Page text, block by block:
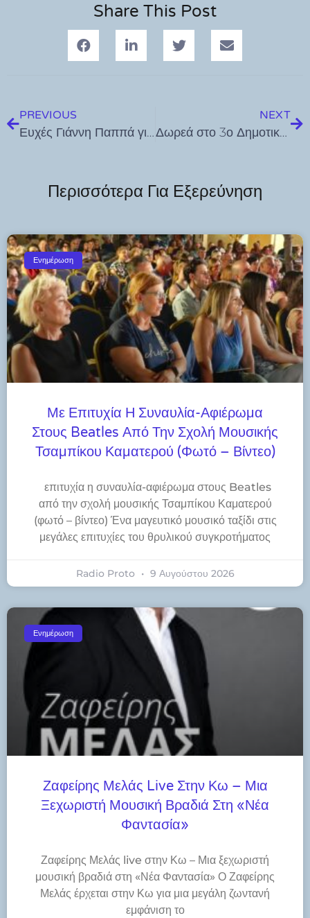
Share This Post
PREVIOUS
Ευχές Γιάννη Παππά για τη νέα σχολική χρονιά από την ακριτική Τέλενδο
NEXT
Δωρεά στο 3ο Δημοτικό Σχολείο στη μνήμη του Δημήτρη Χατζηλάου
Περισσότερα Για Εξερεύνηση
Ενημέρωση
Με Επιτυχία Η Συναυλία-Αφιέρωμα
Στους Beatles Από Την Σχολή Μουσικής
Τσαμπίκου Καματερού (φωτό – Βίντεο)
​επιτυχία η συναυλία-αφιέρωμα στους Beatles
από την σχολή μουσικής Τσαμπίκου Καματερού
(φωτό – βίντεο) Ένα μαγευτικό μουσικό ταξίδι στις
μεγάλες επιτυχίες του θρυλικού συγκροτήματος
Radio Proto 9 Αυγούστου 2026
Ενημέρωση
Ζαφείρης Μελάς Live Στην Κω – Μια
Ξεχωριστή Μουσική Βραδιά Στη «Νέα
Φαντασία»
Ζαφείρης Μελάς live στην Κω – Μια ξεχωριστή
μουσική βραδιά στη «Νέα Φαντασία» Ο Ζαφείρης
Μελάς έρχεται στην Κω για μια μεγάλη ζωντανή
εμφάνιση το